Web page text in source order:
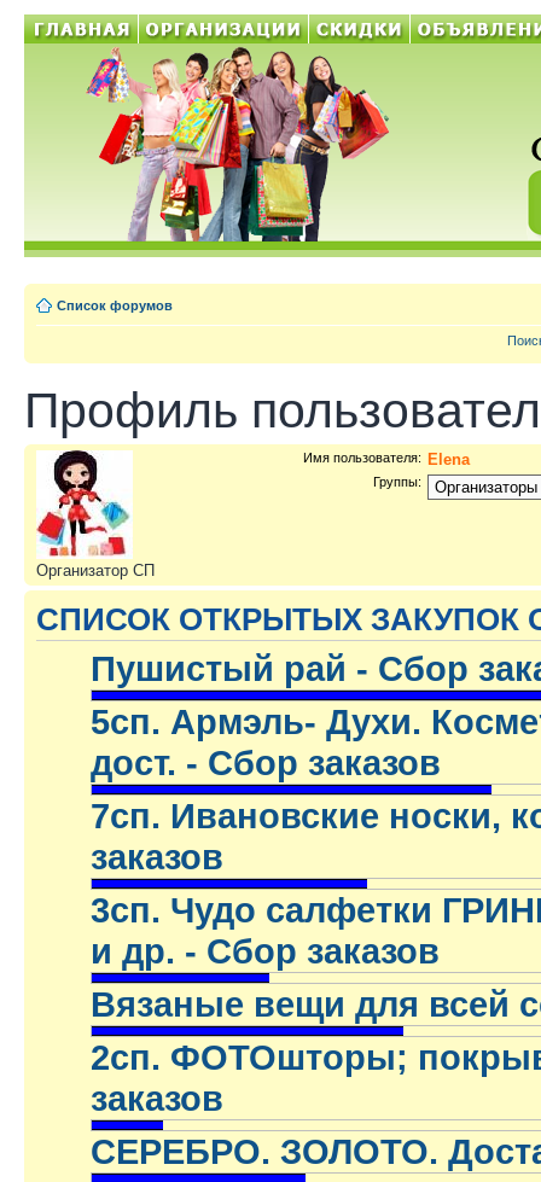
Список форумов
Профиль
Организатор СП
Имя пользователя: Elena
Группы:
СПИСОК ОТКРЫТЫХ ЗАКУПОК
Пушистый рай - Сбор
5сп. Армэль- Духи.
дост. - Сбор заказов
7сп. Ивановские носки,
заказов
3сп. Чудо салфетки
и др. - Сбор заказов
Вязаные вещи для всей
2сп. ФОТОшторы;
заказов
СЕРЕБРО. ЗОЛОТО.